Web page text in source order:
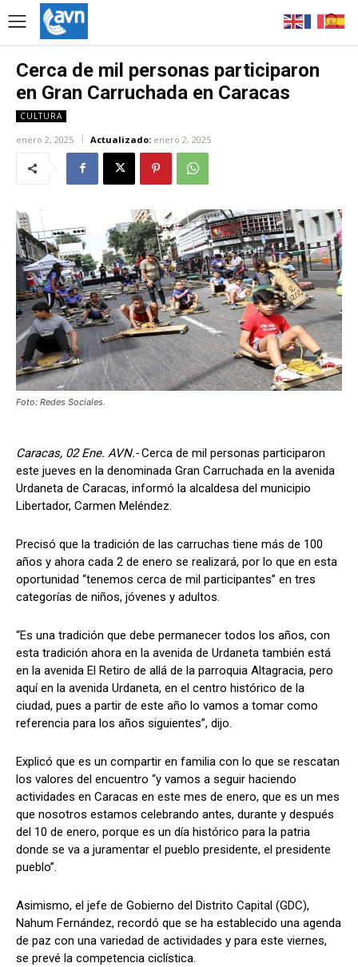
Cerca de mil personas participaron
en Gran Carruchada en Caracas
CULTURA
enero 2, 2025 Actualizado: enero 2, 2025
Foto: Redes Sociales.
Caracas, 02 Ene. AVN.-Cerca de mil personas participaron
este jueves en la denominada Gran Carruchada en la avenida
Urdaneta de Caracas, informó la alcaldesa del municipio
Libertador, Carmen Meléndez.
Precisó que la tradición de las carruchas tiene más de 100
años y ahora cada 2 de enero se realizará, por lo que en esta
oportunidad “tenemos cerca de mil participantes” en tres
categorías de niños, jóvenes y adultos.
“Es una tradición que debe permanecer todos los años, con
esta tradición ahora en la avenida de Urdaneta también está
en la avenida El Retiro de allá de la parroquia Altagracia, pero
aquí en la avenida Urdaneta, en el centro histórico de la
ciudad, pues a partir de este año lo vamos a tomar como
referencia para los años siguientes”, dijo.
Explicó que es un compartir en familia con lo que se rescatan
los valores del encuentro “y vamos a seguir haciendo
actividades en Caracas en este mes de enero, que es un mes
que nosotros estamos celebrando antes, durante y después
del 10 de enero, porque es un día histórico para la patria
donde se va a juramentar el pueblo presidente, el presidente
pueblo”.
Asimismo, el jefe de Gobierno del Distrito Capital (GDC),
Nahum Fernández, recordó que se ha establecido una agenda
de paz con una variedad de actividades y para este viernes,
se prevé la competencia ciclística.